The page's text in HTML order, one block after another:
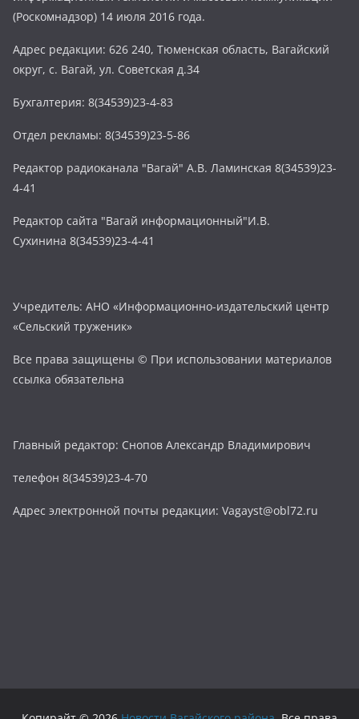
(Роскомнадзор) 14 июля 2016 года.
Адрес редакции: 626 240, Тюменская область, Вагайский
округ, с. Вагай, ул. Советская д.34
Бухгалтерия: 8(34539)23-4-83
Отдел рекламы: 8(34539)23-5-86
Редактор радиоканала "Вагай" А.В. Ламинская 8(34539)23-
4-41
Редактор сайта "Вагай информационный"И.В.
Сухинина 8(34539)23-4-41
Учредитель: АНО «Информационно-издательский центр
«Сельский труженик»
Все права защищены © При использовании материалов
ссылка обязательна
Главный редактор: Снопов Александр Владимирович
телефон 8(34539)23-4-70
Адрес электронной почты редакции: Vagayst@obl72.ru